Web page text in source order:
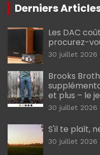
Derniers
Les DAC
procurez-
30 juillet 2026
Brooks
et plus – le
30 juillet 2026
S'il te plaît,
30 juillet 2026